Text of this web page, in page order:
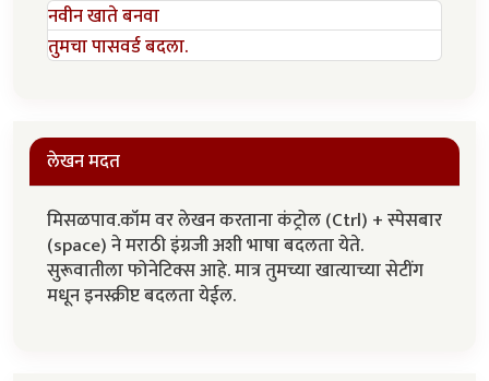
नवीन खाते बनवा
तुमचा पासवर्ड बदला.
लेखन मदत
मिसळपाव.कॉम वर लेखन करताना कंट्रोल (Ctrl) + स्पेसबार
(space) ने मराठी इंग्रजी अशी भाषा बदलता येते.
सुरूवातीला फोनेटिक्स आहे. मात्र तुमच्या खात्याच्या सेटींग
मधून इनस्क्रीप्ट बदलता येईल.